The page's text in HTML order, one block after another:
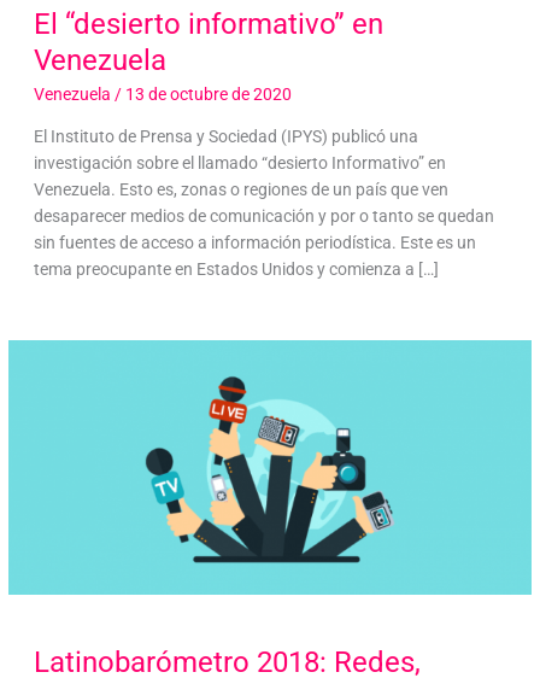
El “desierto informativo” en
Venezuela
Venezuela / 13 de octubre de 2020
El Instituto de Prensa y Sociedad (IPYS) publicó una
investigación sobre el llamado “desierto Informativo” en
Venezuela. Esto es, zonas o regiones de un país que ven
desaparecer medios de comunicación y por o tanto se quedan
sin fuentes de acceso a información periodística. Este es un
tema preocupante en Estados Unidos y comienza a […]
Latinobarómetro 2018: Redes,